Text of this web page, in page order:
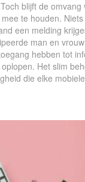
blijft de
te houden.
een melding
man en
hebben tot
Het slim
die elke